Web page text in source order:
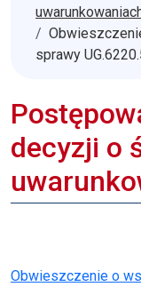
sprawy
decyzji o
Obwieszczenie o